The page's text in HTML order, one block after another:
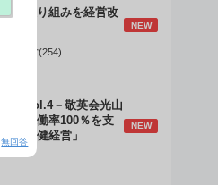
の取り組みを経営改
NEW
院経営(254)
インVol.4－敬英会光山
の稼働率100％を支
の老健経営」
NEW
無回答